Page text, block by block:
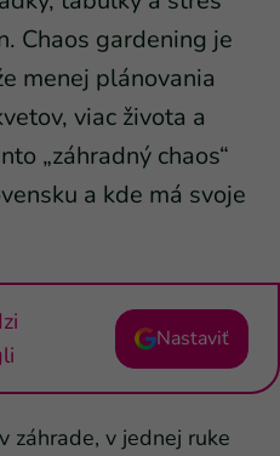
Chaos gardening je
menej plánovania
viac života a
„záhradný chaos“
a kde má svoje
Nastaviť
záhrade, v jednej ruke